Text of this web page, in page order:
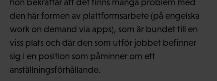
hon bekräftar att det finns många problem med
den här formen av plattformsarbete (på engelska
work on demand via apps), som är bundet till en
viss plats och där den som utför jobbet befinner
sig i en position som påminner om ett
anställningsförhållande.